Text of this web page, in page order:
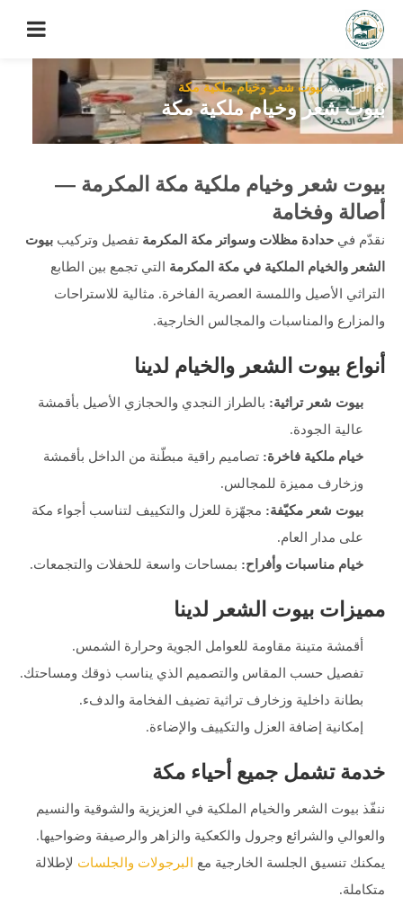
الرئيسية بيوت شعر وخيام ملكية مكة
بيوت شعر وخيام ملكية مكة
بيوت شعر وخيام ملكية مكة المكرمة —
أصالة وفخامة
نقدّم في حدادة مظلات وسواتر مكة المكرمة تفصيل وتركيب بيوت
الشعر والخيام الملكية في مكة المكرمة التي تجمع بين الطابع
التراثي الأصيل واللمسة العصرية الفاخرة. مثالية للاستراحات
والمزارع والمناسبات والمجالس الخارجية.
أنواع بيوت الشعر والخيام لدينا
بيوت شعر تراثية: بالطراز النجدي والحجازي الأصيل بأقمشة
عالية الجودة.
خيام ملكية فاخرة: تصاميم راقية مبطّنة من الداخل بأقمشة
وزخارف مميزة للمجالس.
بيوت شعر مكيّفة: مجهّزة للعزل والتكييف لتناسب أجواء مكة
على مدار العام.
خيام مناسبات وأفراح: بمساحات واسعة للحفلات والتجمعات.
مميزات بيوت الشعر لدينا
أقمشة متينة مقاومة للعوامل الجوية وحرارة الشمس.
تفصيل حسب المقاس والتصميم الذي يناسب ذوقك ومساحتك.
بطانة داخلية وزخارف تراثية تضيف الفخامة والدفء.
إمكانية إضافة العزل والتكييف والإضاءة.
خدمة تشمل جميع أحياء مكة
ننفّذ بيوت الشعر والخيام الملكية في العزيزية والشوقية والنسيم
والعوالي والشرائع وجرول والكعكية والزاهر والرصيفة وضواحيها.
يمكنك تنسيق الجلسة الخارجية مع
البرجولات والجلسات لإطلالة
متكاملة.